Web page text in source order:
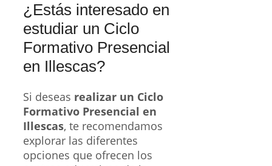
¿Estás interesado en
estudiar un Ciclo
Formativo Presencial
en Illescas?
Si deseas realizar un Ciclo
Formativo Presencial en
Illescas, te recomendamos
explorar las diferentes
opciones que ofrecen los